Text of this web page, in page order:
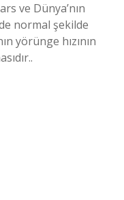
ve Dünya’nın
normal şekilde
yörünge hızının